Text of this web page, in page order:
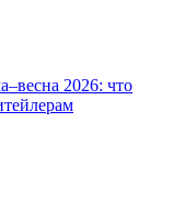
2026: что